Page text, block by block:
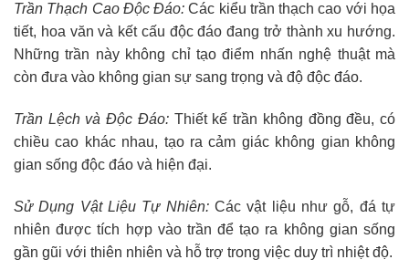
Trần Thạch Cao Độc Đáo: Các kiểu trần thạch cao với họa
tiết, hoa văn và kết cấu độc đáo đang trở thành xu hướng.
Những trần này không chỉ tạo điểm nhấn nghệ thuật mà
còn đưa vào không gian sự sang trọng và độ độc đáo.
Trần Lệch và Độc Đáo:Thiết kế trần không đồng đều, có
chiều cao khác nhau, tạo ra cảm giác không gian không
gian sống độc đáo và hiện đại.
Sử Dụng Vật Liệu Tự Nhiên:Các vật liệu như gỗ, đá tự
nhiên được tích hợp vào trần để tạo ra không gian sống
gần gũi với thiên nhiên và hỗ trợ trong việc duy trì nhiệt độ.